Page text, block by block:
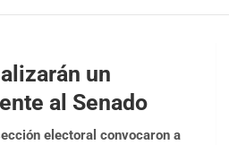
un
al Senado
electoral convocaron a